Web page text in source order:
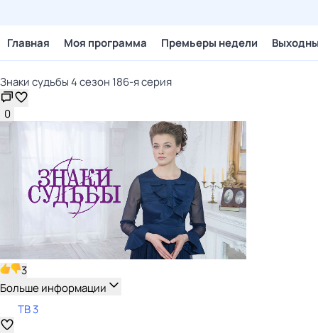
Главная Моя программа Премьеры недели
Знаки судьбы 4 сезон 186-я серия
0
3
Больше информации
ТВ 3